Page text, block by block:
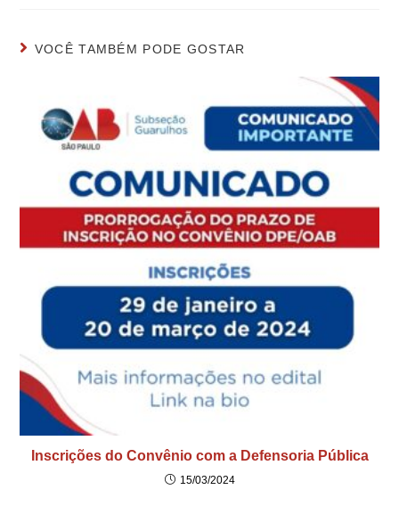
VOCÊ TAMBÉM PODE GOSTAR
Inscrições do Convênio com a Defensoria Pública
15/03/2024